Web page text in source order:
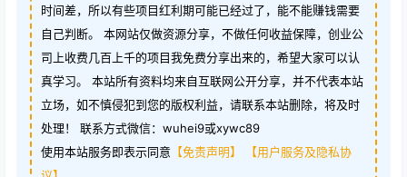
时间差，所以有些项目红利期可能已经过了，能不能赚钱需要
自己判断。 本网站仅做资源分享，不做任何收益保障，创业公
司上收费几百上千的项目我免费分享出来的，希望大家可以认
真学习。 本站所有资料均来自互联网公开分享，并不代表本站
立场，如不慎侵犯到您的版权利益，请联系本站删除，将及时
处理！ 联系方式微信：wuhei9或xywc89
使用本站服务即表示同意 【免责声明】
【用户服务及隐私协